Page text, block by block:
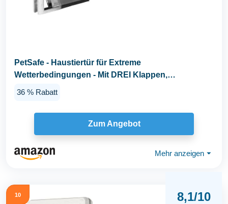
PetSafe - Haustiertür für Extreme
Wetterbedingungen - Mit DREI Klappen,
36 % Rabatt
Zum Angebot
Mehr anzeigen ⏷
10 8,1/10